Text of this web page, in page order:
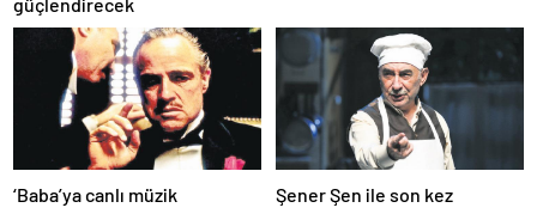
‘Baba’ya canlı müzik Şener Şen ile son kez